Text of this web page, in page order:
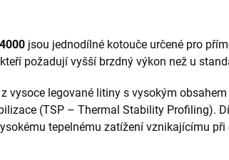
jsou jednodílné kotouče určené pro
požadují vyšší brzdný výkon než u
vysoce legované litiny s vysokým
(TSP – Thermal Stability Profiling).
tepelnému zatížení vznikajícímu